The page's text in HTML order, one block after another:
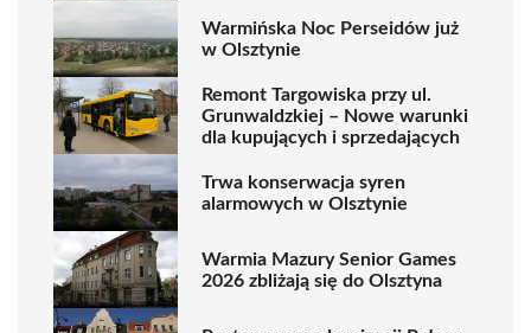
Warmińska Noc Perseidów już
w Olsztynie
Remont Targowiska przy ul.
Grunwaldzkiej – Nowe warunki
dla kupujących i sprzedających
Trwa konserwacja syren
alarmowych w Olsztynie
Warmia Mazury Senior Games
2026 zbliżają się do Olsztyna